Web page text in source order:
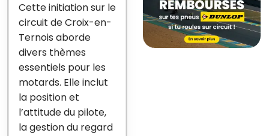
Cette initiation sur le
circuit de Croix-en-
Ternois aborde
divers thèmes
essentiels pour les
motards. Elle inclut
la position et
l’attitude du pilote,
la gestion du regard